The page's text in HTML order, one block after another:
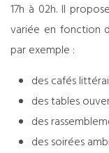
17h à 02h. Il
variée en fonction
par exemple :
des cafés
des tables
des
des soirées